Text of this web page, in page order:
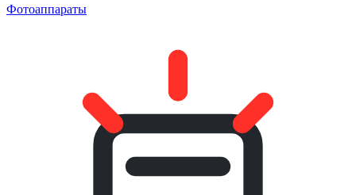
Фотоаппараты